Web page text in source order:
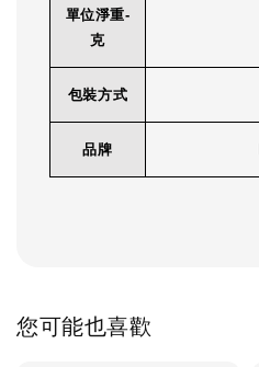
單位淨重-
克
包裝方式
品牌
您可能也喜歡